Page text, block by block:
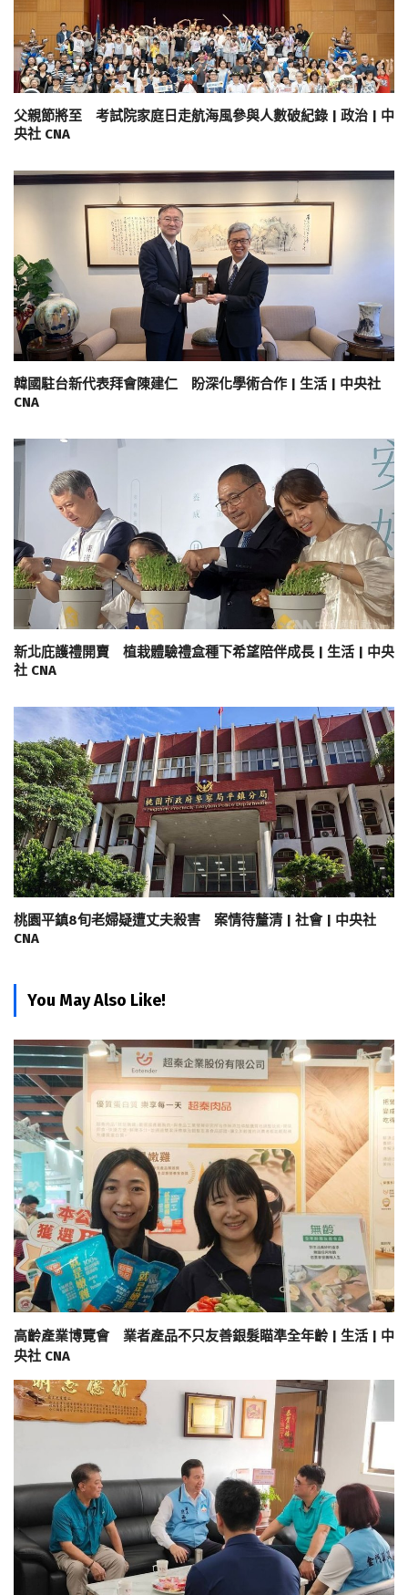
父親節將至 考試院家庭日走航海風參與人數破紀錄 | 政治 | 中
央社 CNA
韓國駐台新代表拜會陳建仁 盼深化學術合作 | 生活 | 中央社
CNA
新北庇護禮開賣 植栽體驗禮盒種下希望陪伴成長 | 生活 | 中央
社 CNA
桃園平鎮8旬老婦疑遭丈夫殺害 案情待釐清 | 社會 | 中央社
CNA
You May Also Like!
高齡產業博覽會 業者產品不只友善銀髮瞄準全年齡 | 生活 | 中
央社 CNA